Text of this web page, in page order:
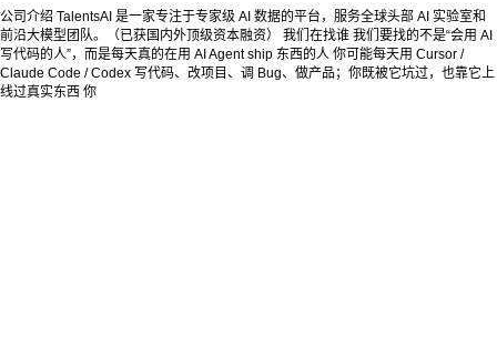
公司介绍 TalentsAI 是一家专注于专家级 AI 数据的平台，服务全球头部 AI 实验室和
前沿大模型团队。（已获国内外顶级资本融资） 我们在找谁 我们要找的不是“会用 AI
写代码的人”，而是每天真的在用 AI Agent ship 东西的人 你可能每天用 Cursor /
Claude Code / Codex 写代码、改项目、调 Bug、做产品；你既被它坑过，也靠它上
线过真实东西 你